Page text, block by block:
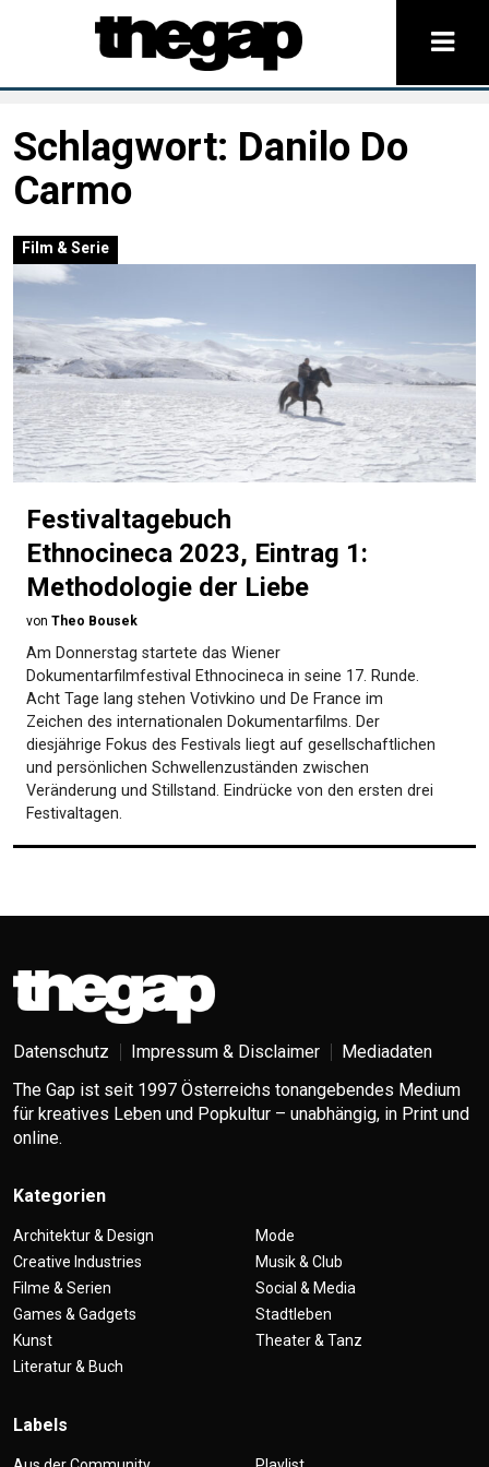
Schlagwort: Danilo Do
Carmo
Film & Serie
Festivaltagebuch
Ethnocineca 2023, Eintrag 1:
Methodologie der Liebe
von Theo Bousek
Am Donnerstag startete das Wiener
Dokumentarfilmfestival Ethnocineca in seine 17. Runde.
Acht Tage lang stehen Votivkino und De France im
Zeichen des internationalen Dokumentarfilms. Der
diesjährige Fokus des Festivals liegt auf gesellschaftlichen
und persönlichen Schwellenzuständen zwischen
Veränderung und Stillstand. Eindrücke von den ersten drei
Festivaltagen.
Datenschutz Impressum & Disclaimer
Mediadaten
The Gap ist seit 1997 Österreichs tonangebendes Medium
für kreatives Leben und Popkultur – unabhängig, in Print und
online.
Kategorien
Architektur & Design
Creative Industries
Filme & Serien
Games & Gadgets
Kunst
Literatur & Buch
Mode
Musik & Club
Social & Media
Stadtleben
Theater & Tanz
Labels